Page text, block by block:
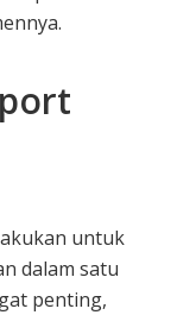
untuk
dalam satu
penting,